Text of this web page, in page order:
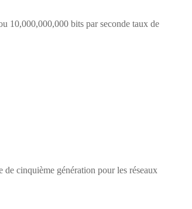
10,000,000,000 bits par seconde taux de
cinquième génération pour les réseaux